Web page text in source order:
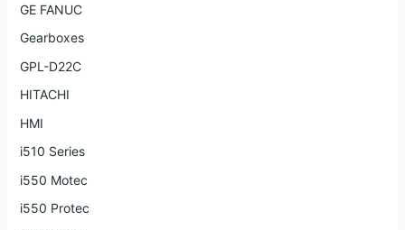
GE FANUC
Gearboxes
GPL-D22C
HITACHI
HMI
i510 Series
i550 Motec
i550 Protec